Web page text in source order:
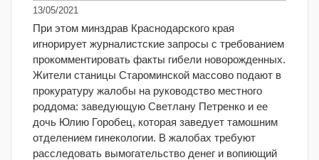
13/05/2021
При этом минздрав Краснодарского края
игнорирует журналистские запросы с требованием
прокомментировать факты гибели новорожденных.
Жители станицы Староминской массово подают в
прокуратуру жалобы на руководство местного
роддома: заведующую Светлану Петренко и ее
дочь Юлию Горобец, которая заведует тамошним
отделением гинекологии. В жалобах требуют
расследовать вымогательство денег и вопиющий